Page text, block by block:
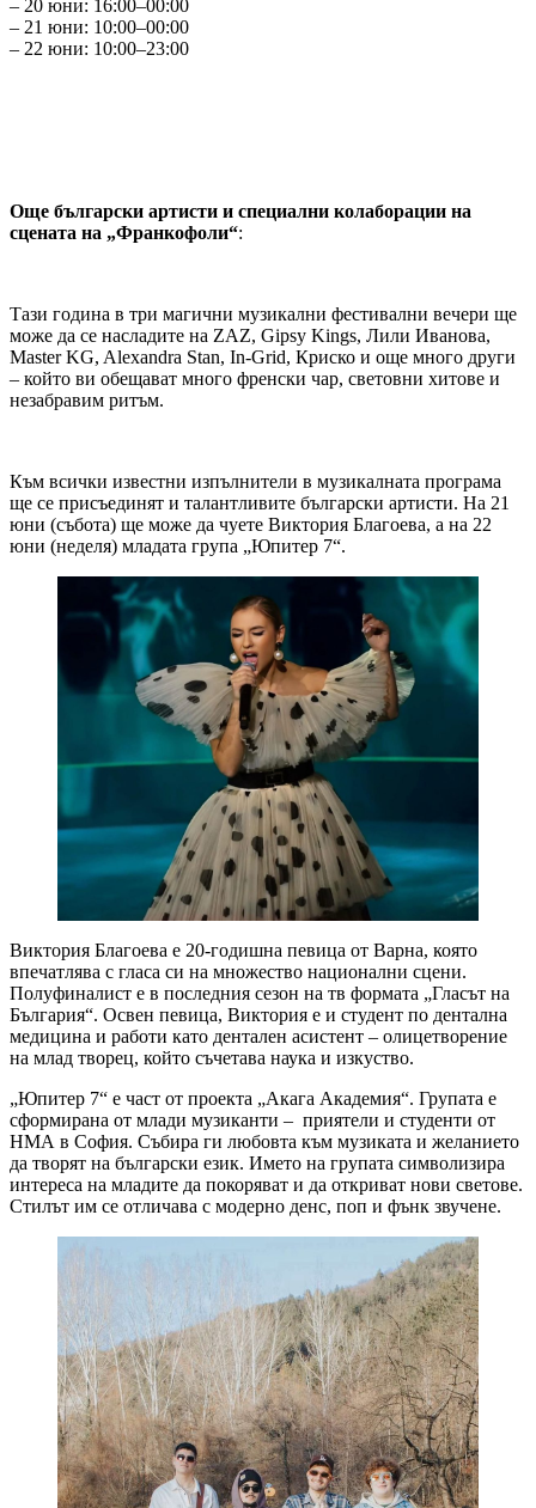
– 20 юни: 16:00–00:00
– 21 юни: 10:00–00:00
– 22 юни: 10:00–23:00
Още български артисти и специални колаборации на
сцената на „Франкофоли“:
Тази година в три магични музикални фестивални вечери ще
може да се насладите на ZAZ, Gipsy Kings, Лили Иванова,
Master KG, Alexandra Stan, In‑Grid, Криско и още много други
– който ви обещават много френски чар, световни хитове и
незабравим ритъм.
Към всички известни изпълнители в музикалната програма
ще се присъединят и талантливите български артисти. На 21
юни (събота) ще може да чуете Виктория Благоева, а на 22
юни (неделя) младата група „Юпитер 7“.
Виктория Благоева е 20-годишна певица от Варна, която
впечатлява с гласа си на множество национални сцени.
Полуфиналист е в последния сезон на тв формата „Гласът на
България“. Освен певица, Виктория е и студент по дентална
медицина и работи като дентален асистент – олицетворение
на млад творец, който съчетава наука и изкуство.
„Юпитер 7“ е част от проекта „Акага Академия“. Групата е
сформирана от млади музиканти – приятели и студенти от
НМА в София. Събира ги любовта към музиката и желанието
да творят на български език. Името на групата символизира
интереса на младите да покоряват и да откриват нови светове.
Стилът им се отличава с модерно денс, поп и фънк звучене.